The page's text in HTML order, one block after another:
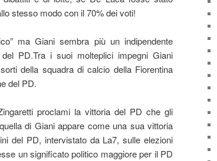
stesso modo con il 70% dei voti!
ma Giani sembra più un indipendente
PD.Tra i suoi molteplici impegni Giani
della squadra di calcio della Fiorentina
del PD.
proclami la vittoria del PD che gli
di Giani appare come una sua vittoria
del PD, intervistato da La7, sulle elezioni
un significato politico maggiore per il PD